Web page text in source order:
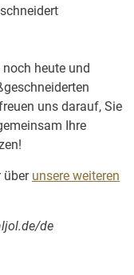
heute und
uns darauf, Sie
Ihre
über unsere weiteren
de